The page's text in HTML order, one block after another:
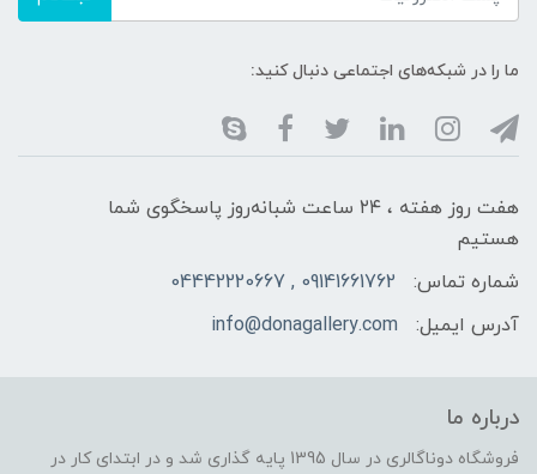
ما را در شبکه‌های اجتماعی دنبال کنید:
هفت روز هفته ، ۲۴ ساعت شبانه‌روز پاسخگوی شما
هستیم
شماره تماس:
09141661762 , 04442220667
آدرس ایمیل:
info@donagallery.com
درباره ما
فروشگاه دوناگالری در سال 1395 پایه گذاری شد و در ابتدای کار در